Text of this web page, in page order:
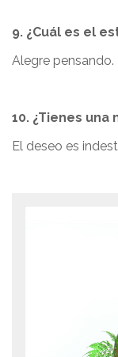
9. ¿Cuál es el
Alegre pensando.
10. ¿Tienes una
El deseo es